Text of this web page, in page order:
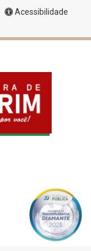
Acessibilidade